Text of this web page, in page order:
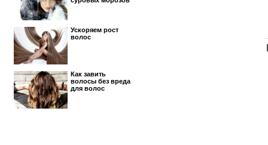
Ускоряем рост
волос
Как завить
волосы без вреда
для волос